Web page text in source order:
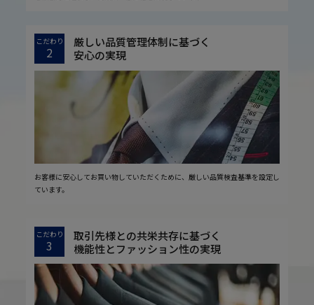
こだわり
2
厳しい品質管理体制に基づく
安心の実現
お客様に安心してお買い物していただくために、厳しい品質検査基準を設定し
ています。
こだわり
3
取引先様との共栄共存に基づく
機能性とファッション性の実現